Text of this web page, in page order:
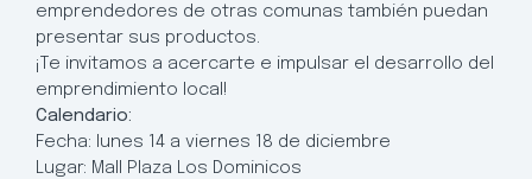
emprendedores de otras comunas también puedan
presentar sus productos.
¡Te invitamos a acercarte e impulsar el desarrollo del
emprendimiento local!
Calendario:
Fecha: lunes 14 a viernes 18 de diciembre
Lugar: Mall Plaza Los Dominicos